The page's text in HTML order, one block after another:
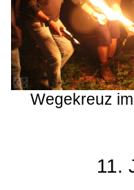
Wegekreuz
11.